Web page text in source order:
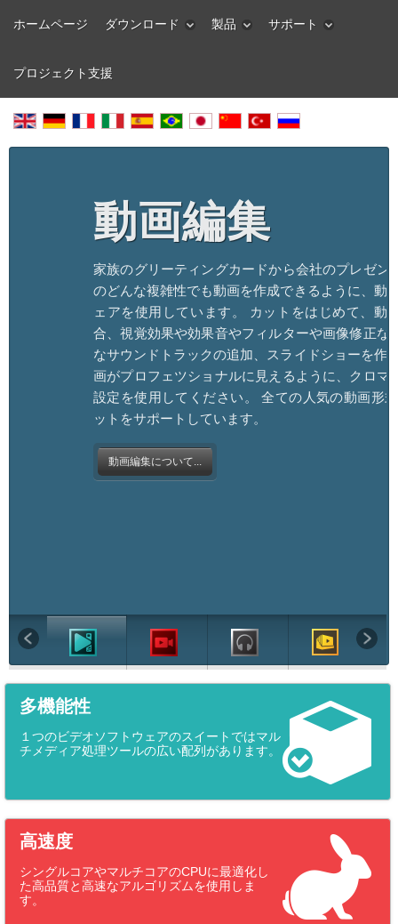
ホームページ ダウンロード 製品 サポート
プロジェクト支援
動画編集
家族のグリーティングカードから会社のプレゼン
のどんな複雑性でも動画を作成できるように、動
ェアを使用しています。 カットをはじめて、動
合、視覚効果や効果音やフィルターや画像修正な
なサウンドトラックの追加、スライドショーを作
画がプロフェツショナルに見えるように、クロマ
設定を使用してください。 全ての人気の動画形
ットをサポートしています。
動画編集について...
多機能性
１つのビデオソフトウェアのスイートではマル
チメディア処理ツールの広い配列があります。
高速度
シングルコアやマルチコアのCPUに最適化し
た高品質と高速なアルゴリズムを使用しま
す。